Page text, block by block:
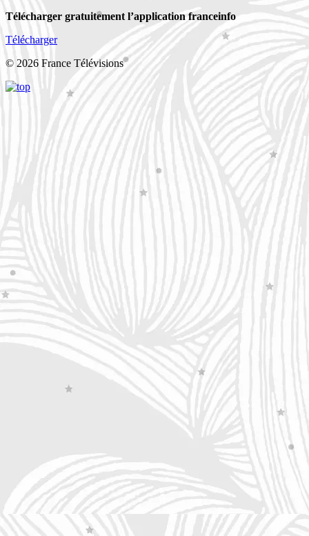
Télécharger gratuitement l’application franceinfo
Télécharger
© 2026 France Télévisions